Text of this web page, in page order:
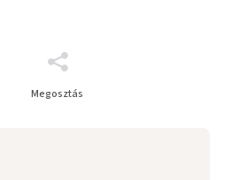
Megosztás